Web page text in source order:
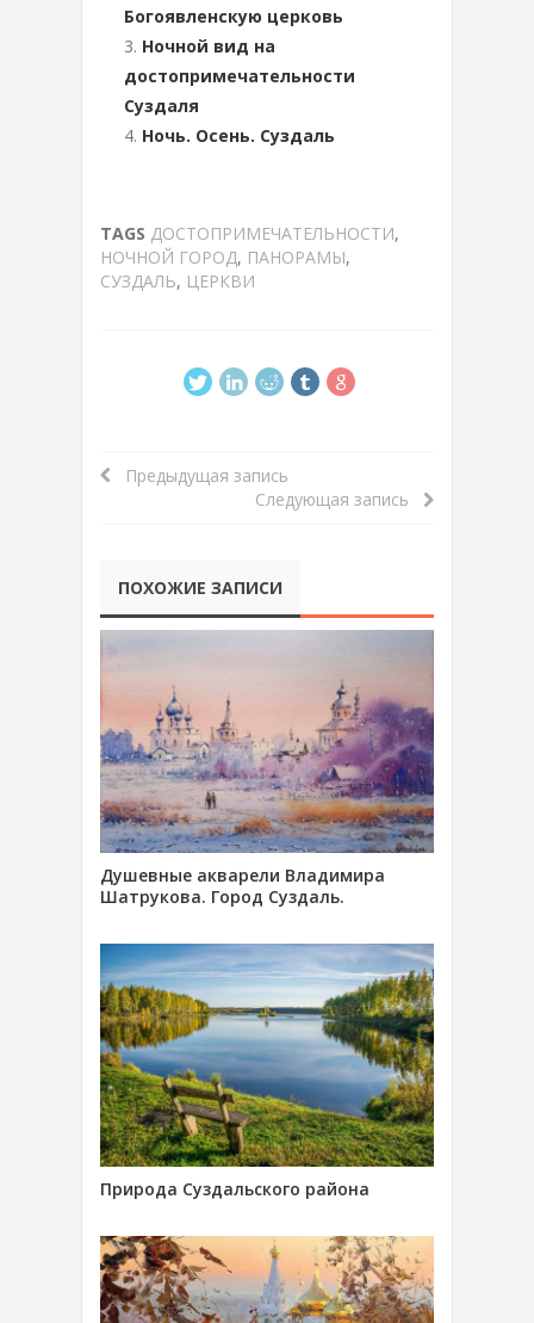
Богоявленскую церковь
Ночной вид на
достопримечательности
Суздаля
Ночь. Осень. Суздаль
TAGS ДОСТОПРИМЕЧАТЕЛЬНОСТИ,
НОЧНОЙ ГОРОД, ПАНОРАМЫ,
СУЗДАЛЬ, ЦЕРКВИ
Предыдущая запись
Следующая запись
ПОХОЖИЕ ЗАПИСИ
Душевные акварели Владимира
Шатрукова. Город Суздаль.
Природа Суздальского района